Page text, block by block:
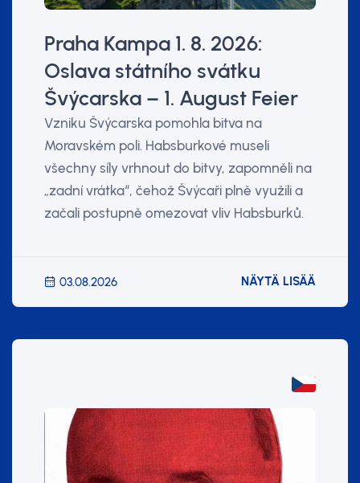
Praha Kampa 1. 8. 2026:
Oslava státního svátku
Švýcarska – 1. August Feier
Vzniku Švýcarska pomohla bitva na
Moravském poli. Habsburkové museli
všechny síly vrhnout do bitvy, zapomněli na
„zadní vrátka“, čehož Švýcaři plně využili a
začali postupně omezovat vliv Habsburků.
03.08.2026 NÄYTÄ LISÄÄ